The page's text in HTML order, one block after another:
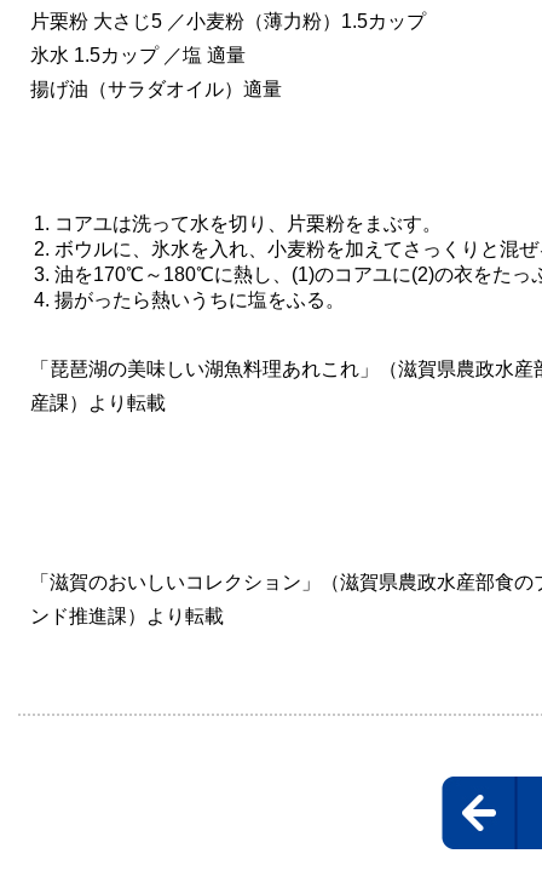
片栗粉 大さじ5 ／小麦粉（薄力粉）1.5カップ
氷水 1.5カップ ／塩 適量
揚げ油（サラダオイル）適量
コアユは洗って水を切り、片栗粉をまぶす。
ボウルに、氷水を入れ、小麦粉を加えてさっくりと混
油を170℃～180℃に熱し、(1)のコアユに(2)の衣をたっ
揚がったら熱いうちに塩をふる。
「琵琶湖の美味しい湖魚料理あれこれ」（滋賀県農政水産
産課）より転載
「滋賀のおいしいコレクション」（滋賀県農政水産部食の
ンド推進課）より転載